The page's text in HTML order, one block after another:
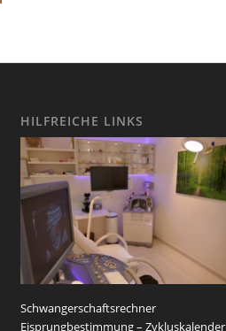
HILFREICHE LINKS
Schwangerschaftsrechner
Eisprungbestimmung – Zykluskalender